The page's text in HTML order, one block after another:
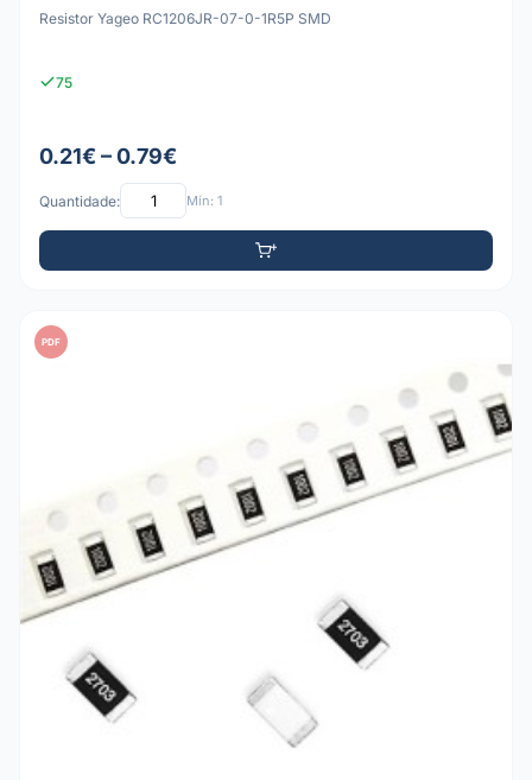
Resistor Yageo RC1206JR-07-0-1R5P SMD
75
0.21€ – 0.79€
Quantidade: Mín: 1
PDF